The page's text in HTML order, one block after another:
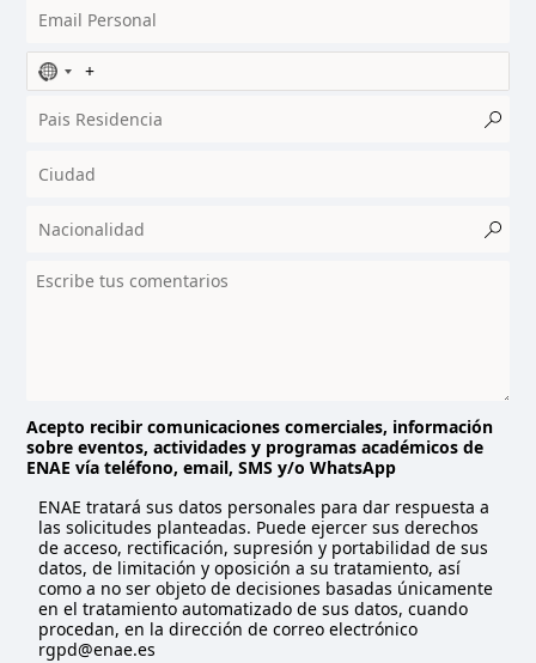
N
o
c
u
t
y
t
e
d
Acepto recibir comunicaciones comerciales, información
sobre eventos, actividades y programas académicos de
ENAE vía teléfono, email, SMS y/o WhatsApp
ENAE tratará sus datos personales para dar respuesta a
las solicitudes planteadas. Puede ejercer sus derechos
de acceso, rectificación, supresión y portabilidad de sus
datos, de limitación y oposición a su tratamiento, así
como a no ser objeto de decisiones basadas únicamente
en el tratamiento automatizado de sus datos, cuando
procedan, en la dirección de correo electrónico
rgpd@enae.es